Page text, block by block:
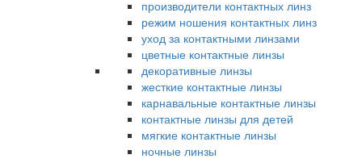
производители контактных линз
режим ношения контактных линз
уход за контактными линзами
цветные контактные линзы
декоративные линзы
жесткие контактные линзы
карнавальные контактные линзы
контактные линзы для детей
мягкие контактные линзы
ночные линзы